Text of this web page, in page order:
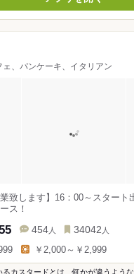
ェ、パンケーキ、イタリアン
業致します】16：00～スター
ス！
454 人 34042 人
￥2,000～￥2,999
るカスタードとは、何かが違うよう